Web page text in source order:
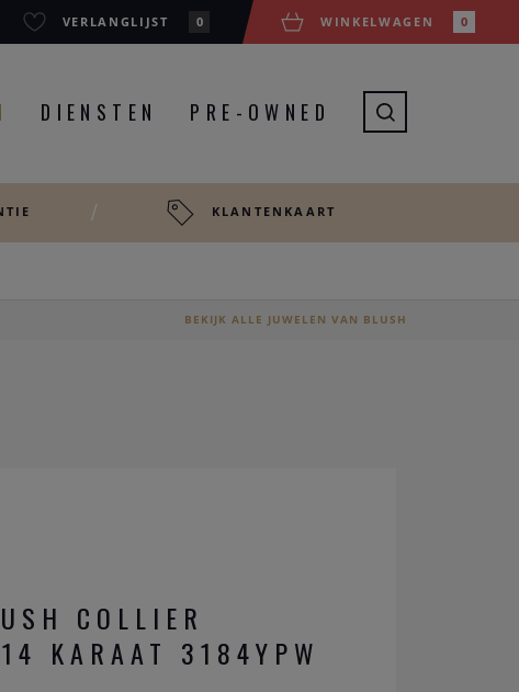
VERLANGLIJST 0 WINKELWAGEN 0
DIENSTEN PRE-OWNED
KLANTENKAART
BEKIJK ALLE JUWELEN VAN BLUSH
COLLIER
14 KARAAT 3184YPW